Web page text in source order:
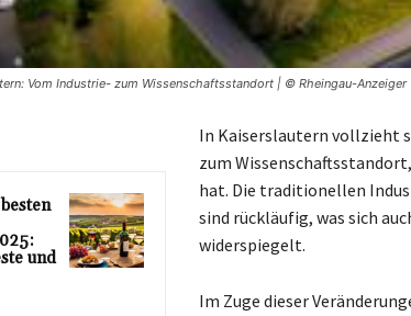
Vom Industrie- zum Wissenschaftsstandort | © Rheingau-Anzeiger
und
In Kaiserslautern vollzieht
zum
hat. Die traditionellen
sind rückläufig, was sich
widerspiegelt.
Im Zuge dieser